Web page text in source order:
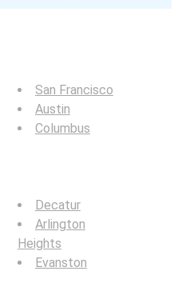
San Francisco
Austin
Columbus
Decatur
Arlington
Heights
Evanston